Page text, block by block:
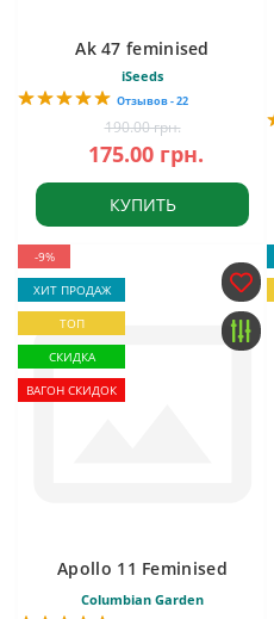
Ak 47 feminised
iSeeds
Отзывов - 22
190.00 грн.
175.00 грн.
КУПИТЬ
-9%
ХИТ ПРОДАЖ
ТОП
СКИДКА
ВАГОН СКИДОК
Apollo 11 Feminised
Columbian Garden